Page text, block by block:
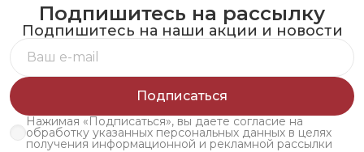
Подпишитесь на рассылку
Подпишитесь на наши акции и новости
Подписаться
Нажимая «Подписаться», вы даете согласие на
обработку указанных персональных данных в целях
получения информационной и рекламной рассылки